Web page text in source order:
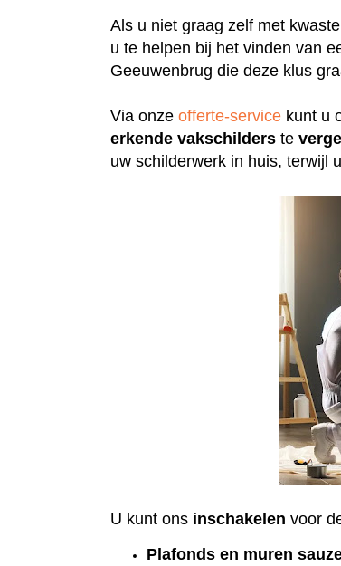
Als u niet graag zelf met
u te helpen bij het vinden van
Geeuwenbrug die deze klus
Via onzeofferte-service kunt u
erkende vakschilders te
uw schilderwerk in huis, terwijl
U kunt ons inschakelen voor
Plafonds en muren